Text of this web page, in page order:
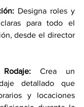
Designa roles y
claras para todo el
desde el director
Crea un
detallado que
y locaciones